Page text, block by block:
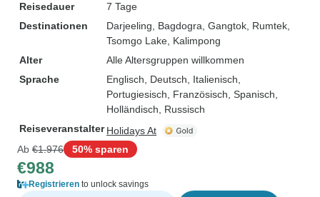
Reisedauer
7 Tage
Destinationen
Darjeeling , Bagdogra , Gangtok , Rumtek
Tsomgo Lake , Kalimpong
Alter
Alle Altersgruppen willkommen
Sprache
Englisch, Deutsch, Italienisch,
Portugiesisch, Französisch, Spanisch,
Holländisch, Russisch
Reiseveranstalter Holidays At
Ab €1.976 50% sparen
€988
Registrieren to unlock savings